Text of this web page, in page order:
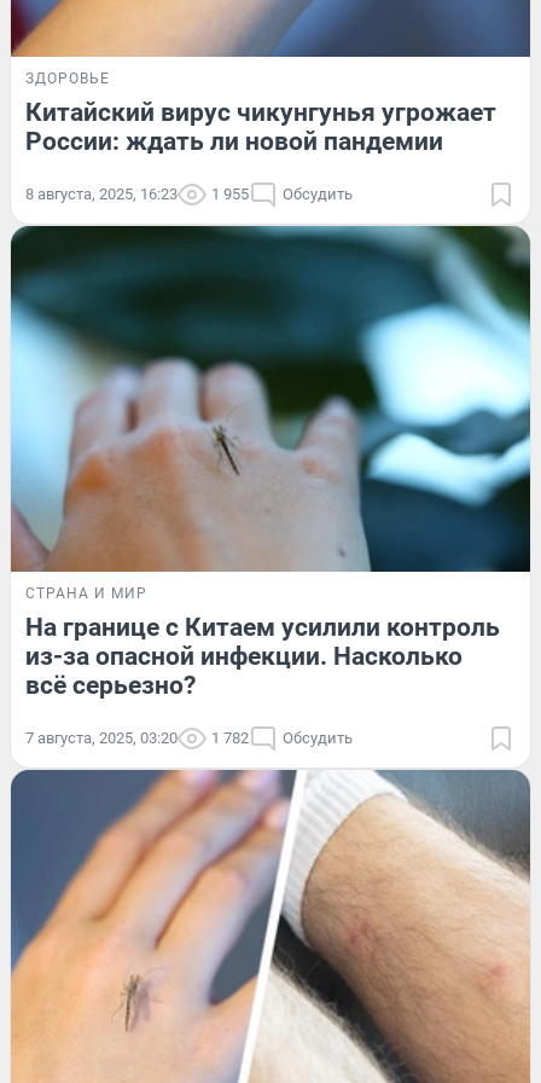
ЗДОРОВЬЕ
Китайский вирус чикунгунья угрожает
России: ждать ли новой пандемии
8 августа, 2025, 16:23 1 955 Обсудить
СТРАНА И МИР
На границе с Китаем усилили контроль
из-за опасной инфекции. Насколько
всё серьезно?
7 августа, 2025, 03:20 1 782 Обсудить